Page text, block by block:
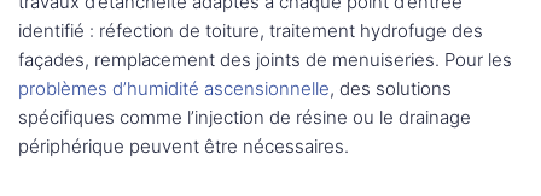
identifié : réfection de toiture, traitement hydrofuge des
façades, remplacement des joints de menuiseries. Pour les
problèmes d’humidité ascensionnelle, des solutions
spécifiques comme l’injection de résine ou le drainage
périphérique peuvent être nécessaires.